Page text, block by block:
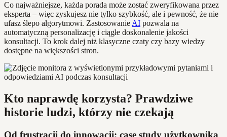
Co najważniejsze, każda porada może zostać zweryfikowana przez
eksperta – więc zyskujesz nie tylko szybkość, ale i pewność, że nie
ufasz ślepo algorytmowi. Zastosowanie AI pozwala na
automatyczną personalizację i ciągłe doskonalenie jakości
konsultacji. To krok dalej niż klasyczne czaty czy bazy wiedzy
dostępne na większości stron.
Kto naprawdę korzysta? Prawdziwe
historie ludzi, którzy nie czekają
Od frustracji do innowacji: case study użytkownika